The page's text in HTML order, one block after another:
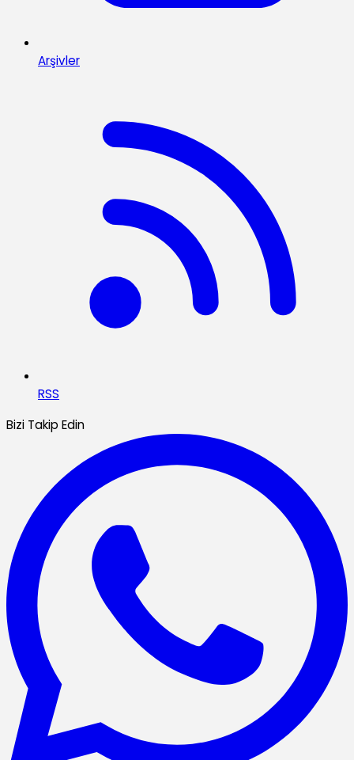
Arşivler
RSS
Bizi Takip Edin